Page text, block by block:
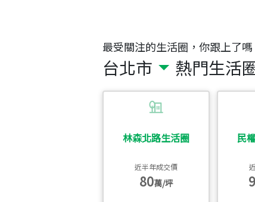
最受關注的生活圈，你跟上了嗎
台北市 熱門生活
林森北路生活圈
近半年成交價
80萬/坪
民